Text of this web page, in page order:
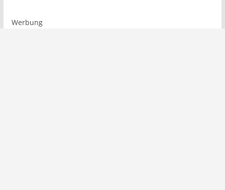
Werbung